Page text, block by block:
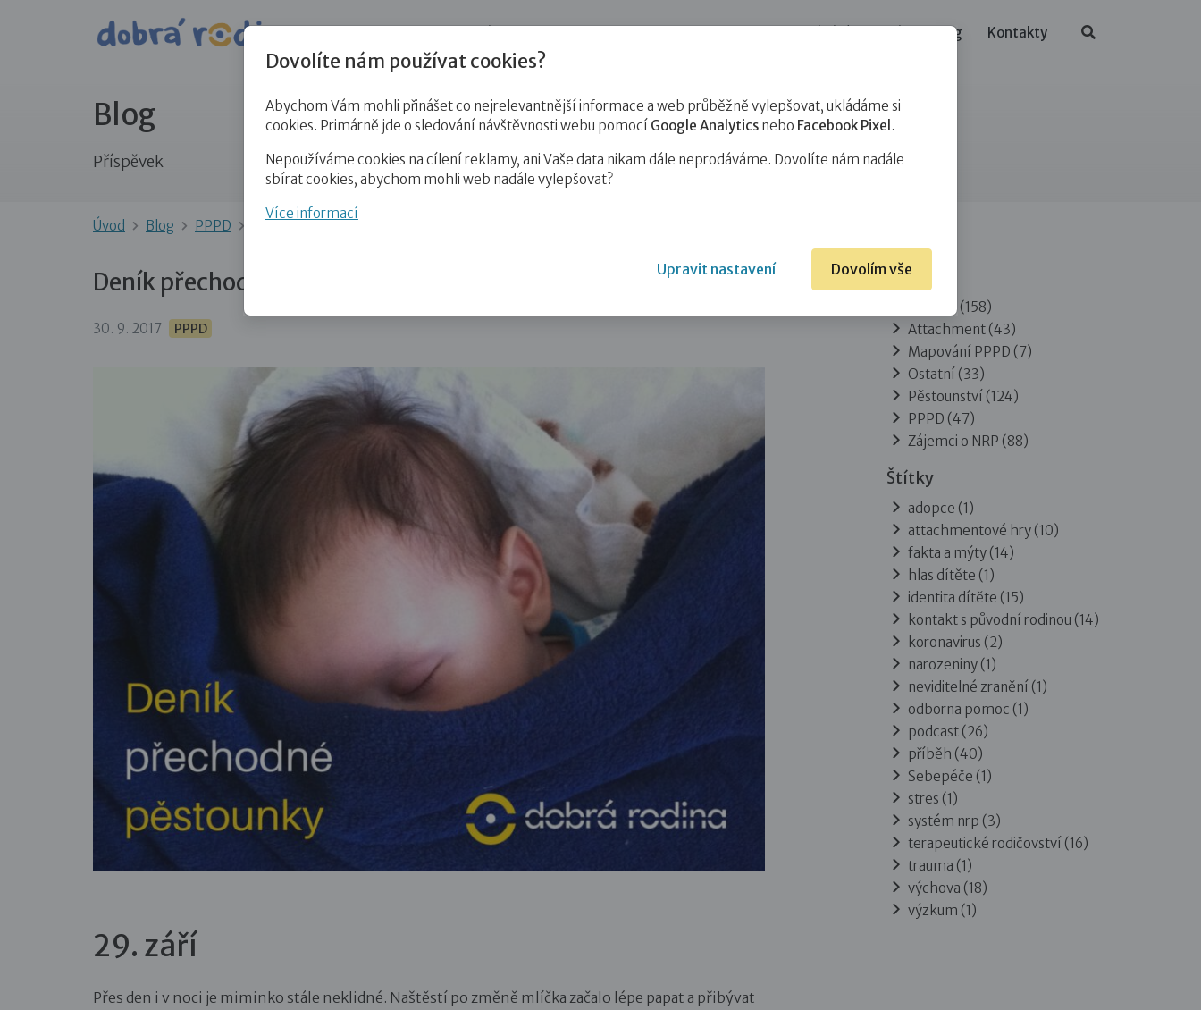
Blog Kontakty
Blog
Příspěvek
Úvod Blog PPPD Deník přechodné pěstounky (díl 5): Poprvé k doktorce…
Deník přechodné pěstounky (díl 5): Poprvé k doktorce
30. 9. 2017 PPPD
29. září
Přes den i v noci je miminko stále neklidné. Naštěstí po změně mlíčka začalo lépe papat a přibývat
Rubriky
Adopce(158)
Attachment(43)
Mapování PPPD (7)
Ostatní (33)
Pěstounství (124)
PPPD (47)
Zájemci o NRP (88)
Štítky
adopce (1)
attachmentové hry (10)
fakta a mýty (14)
hlas dítěte (1)
identita dítěte (15)
kontakt s původní rodinou (14)
koronavirus (2)
narozeniny (1)
neviditelné zranění (1)
odborna pomoc (1)
podcast (26)
příběh (40)
Sebepéče (1)
stres (1)
systém nrp (3)
terapeutické rodičovství (16)
trauma (1)
výchova (18)
výzkum (1)
Dovolíte nám používat cookies?
Abychom Vám mohli přinášet co nejrelevantnější informace a web průběžně vylepšovat, ukládáme si
cookies. Primárně jde o sledování návštěvnosti webu pomocí Google Analytics nebo Facebook Pixel .
Nepoužíváme cookies na cílení reklamy, ani Vaše data nikam dále neprodáváme. Dovolíte nám nadále
sbírat cookies, abychom mohli web nadále vylepšovat?
Více informací
Upravit nastavení Dovolím vše